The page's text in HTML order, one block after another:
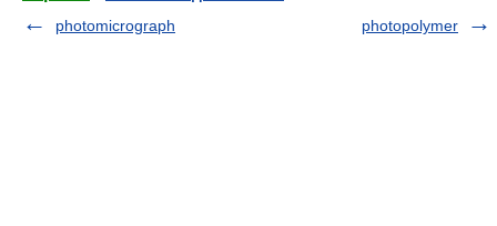
photomicrograph
photopolymer